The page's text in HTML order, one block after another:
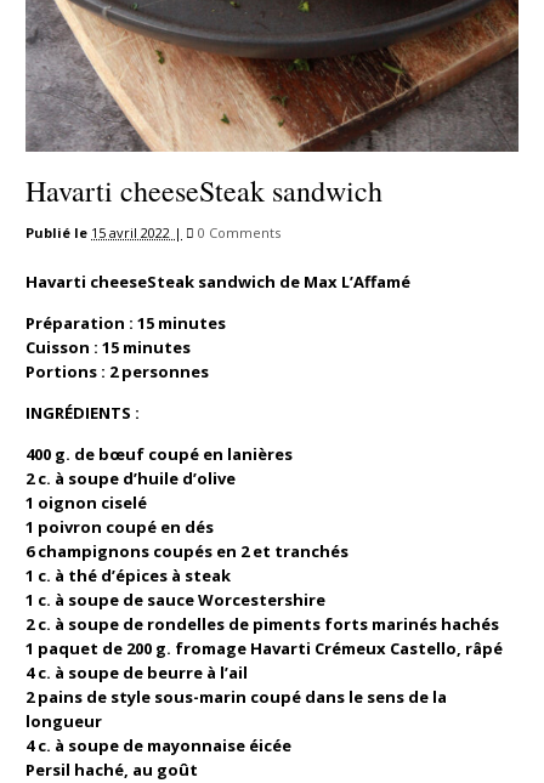
Havarti cheeseSteak sandwich
Publié le 15 avril 2022 | 0 Comments
Havarti cheeseSteak sandwich de Max L’Affamé
Préparation : 15 minutes
Cuisson : 15 minutes
Portions : 2 personnes
INGRÉDIENTS :
400 g. de bœuf coupé en lanières
2 c. à soupe d’huile d’olive
1 oignon ciselé
1 poivron coupé en dés
6 champignons coupés en 2 et tranchés
1 c. à thé d’épices à steak
1 c. à soupe de sauce Worcestershire
2 c. à soupe de rondelles de piments forts marinés hachés
1 paquet de 200 g. fromage Havarti Crémeux Castello, râpé
4 c. à soupe de beurre à l’ail
2 pains de style sous-marin coupé dans le sens de la
longueur
4 c. à soupe de mayonnaise éicée
Persil haché, au goût